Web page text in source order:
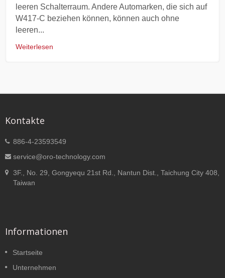
leeren Schalterraum. Andere Automarken, die sich auf
W417-C beziehen können, können auch ohne
leeren...
Weiterlesen
Kontakte
886-4-23593549
service@oro-technology.com
3F., No. 29, Gongyequ 21st Rd., Nantun Dist., Taichung City 408,
Taiwan
Informationen
Startseite
Unternehmen